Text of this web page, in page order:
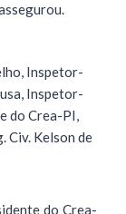
Inspetor-
Inspetor-
do Crea-PI,
Civ. Kelson de
do Crea-